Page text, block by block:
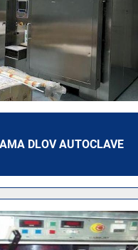
DLOV AUTOCLAVE